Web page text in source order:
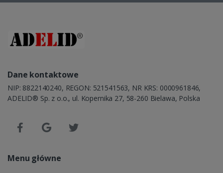
Dane kontaktowe
NIP: 8822140240, REGON: 521541563, NR KRS: 0000961846,
ADELID® Sp. z o.o., ul. Kopernika 27, 58-260 Bielawa, Polska
Menu główne